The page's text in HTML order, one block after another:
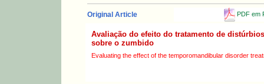
Original Article PDF em
Avaliação do efeito do tratamento de
sobre o zumbido
Evaluating the effect of the temporomandibular disorder